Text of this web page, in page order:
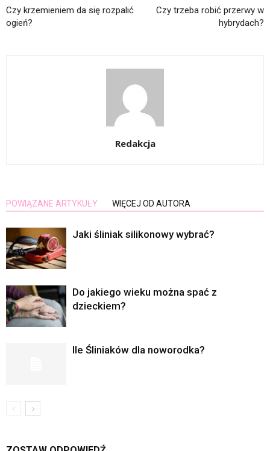
Czy krzemieniem da się rozpalić
ogień?
Czy trzeba robić przerwy w
hybrydach?
Redakcja
POWIĄZANE ARTYKUŁY WIĘCEJ OD AUTORA
Jaki śliniak silikonowy wybrać?
Do jakiego wieku można spać z
dzieckiem?
Ile Śliniaków dla noworodka?